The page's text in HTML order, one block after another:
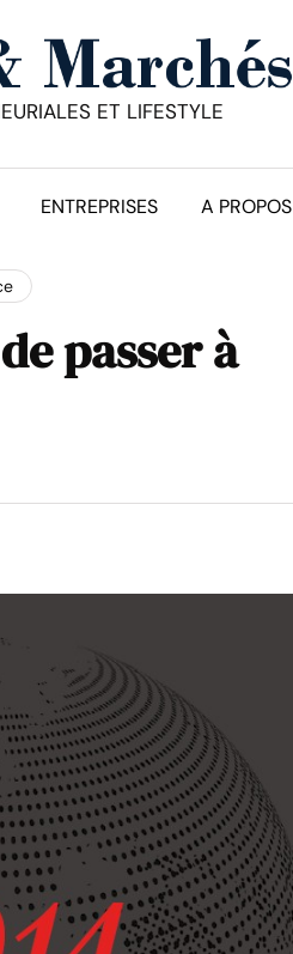
ET LIFESTYLE
ENTREPRISES A PROPOS
passer à